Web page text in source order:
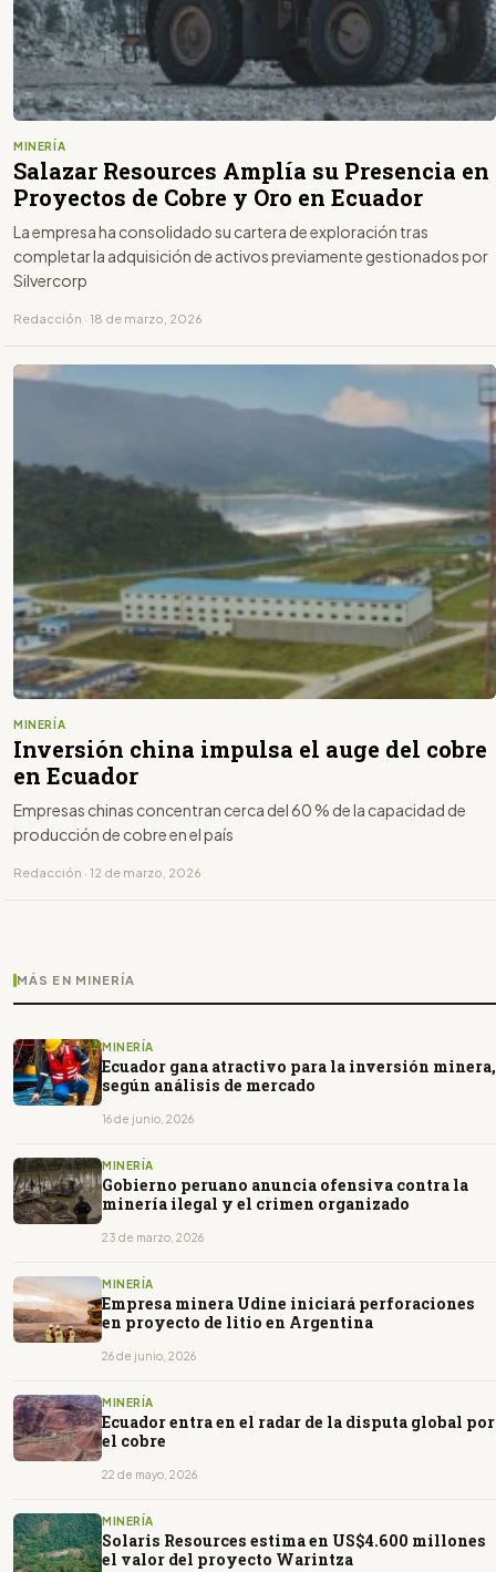
MINERÍA
Salazar Resources Amplía su Presencia en
Proyectos de Cobre y Oro en Ecuador
La empresa ha consolidado su cartera de exploración tras
completar la adquisición de activos previamente gestionados por
Silvercorp
Redacción · 18 de marzo, 2026
MINERÍA
Inversión china impulsa el auge del cobre
en Ecuador
Empresas chinas concentran cerca del 60 % de la capacidad de
producción de cobre en el país
Redacción · 12 de marzo, 2026
MÁS EN MINERÍA
MINERÍA
Ecuador gana atractivo para la inversión minera,
según análisis de mercado
16 de junio, 2026
MINERÍA
Gobierno peruano anuncia ofensiva contra la
minería ilegal y el crimen organizado
23 de marzo, 2026
MINERÍA
Empresa minera Udine iniciará perforaciones
en proyecto de litio en Argentina
26 de junio, 2026
MINERÍA
Ecuador entra en el radar de la disputa global por
el cobre
22 de mayo, 2026
MINERÍA
Solaris Resources estima en US$4.600 millones
el valor del proyecto Warintza